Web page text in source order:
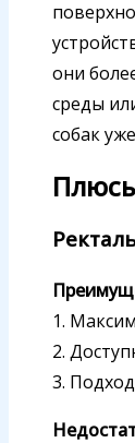
они
среды
собак
1.
2.
3.